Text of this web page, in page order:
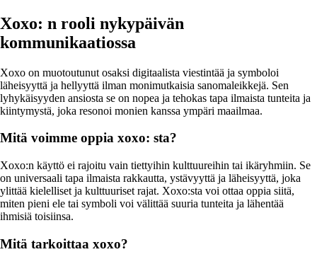
Xoxo: n rooli nykypäivän
kommunikaatiossa
Xoxo on muotoutunut osaksi digitaalista viestintää ja symboloi
läheisyyttä ja hellyyttä ilman monimutkaisia sanomaleikkejä. Sen
lyhykäisyyden ansiosta se on nopea ja tehokas tapa ilmaista tunteita ja
kiintymystä, joka resonoi monien kanssa ympäri maailmaa.
Mitä voimme oppia xoxo: sta?
Xoxo:n käyttö ei rajoitu vain tiettyihin kulttuureihin tai ikäryhmiin. Se
on universaali tapa ilmaista rakkautta, ystävyyttä ja läheisyyttä, joka
ylittää kielelliset ja kulttuuriset rajat. Xoxo:sta voi ottaa oppia siitä,
miten pieni ele tai symboli voi välittää suuria tunteita ja lähentää
ihmisiä toisiinsa.
Mitä tarkoittaa xoxo?